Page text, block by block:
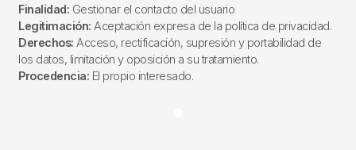
Finalidad: Gestionar el contacto del usuario
Legitimación: Aceptación expresa de la política de privacidad.
Derechos: Acceso, rectificación, supresión y portabilidad de
los datos, limitación y oposición a su tratamiento.
Procedencia: El propio interesado.